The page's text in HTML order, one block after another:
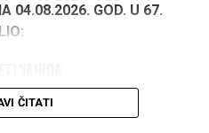
04.08.2026. GOD. U 67.
ČITATI